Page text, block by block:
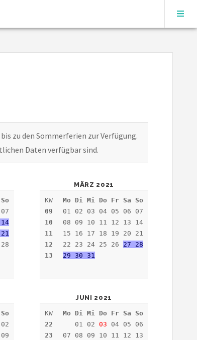
zu den Sommerferien zur Verfügung.
Daten verfügbar sind.
MÄRZ 2021
KW
09
10
11
12
13
Mo Di Mi Do Fr Sa So
01 02 03 04 05 06 07
08 09 10 11 12 13 14
15 16 17 18 19 20 21
22 23 24 25 26 27 28
29 30 31
02
JUNI 2021
KW
22
23
Mo Di Mi Do Fr Sa So
01 02 03 04 05 06
07 08 09 10 11 12 13